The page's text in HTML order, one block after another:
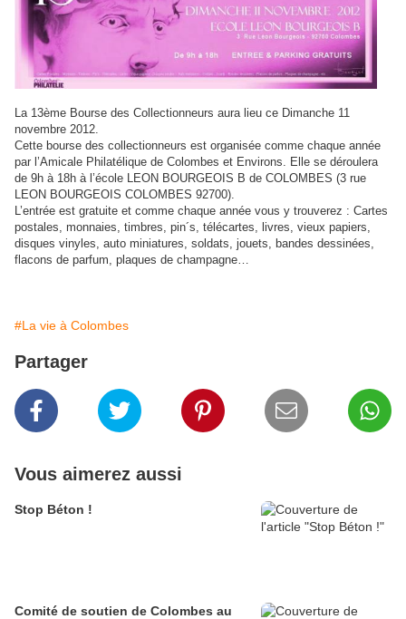
La 13ème Bourse des Collectionneurs aura lieu ce Dimanche 11
novembre 2012.
Cette bourse des collectionneurs est organisée comme chaque année
par l’Amicale Philatélique de Colombes et Environs. Elle se déroulera
de 9h à 18h à l’école LEON BOURGEOIS B de COLOMBES (3 rue
LEON BOURGEOIS COLOMBES 92700).
L’entrée est gratuite et comme chaque année vous y trouverez : Cartes
postales, monnaies, timbres, pin´s, télécartes, livres, vieux papiers,
disques vinyles, auto miniatures, soldats, jouets, bandes dessinées,
flacons de parfum, plaques de champagne…
#La vie à Colombes
Partager
Vous aimerez aussi
Stop Béton !
Comité de soutien de Colombes au